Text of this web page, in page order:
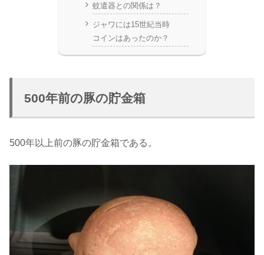
蚊遣器との関係は？
ジャワには15世紀当時
コインはあったのか？
500年前の豚の貯金箱
500年以上前の豚の貯金箱である。